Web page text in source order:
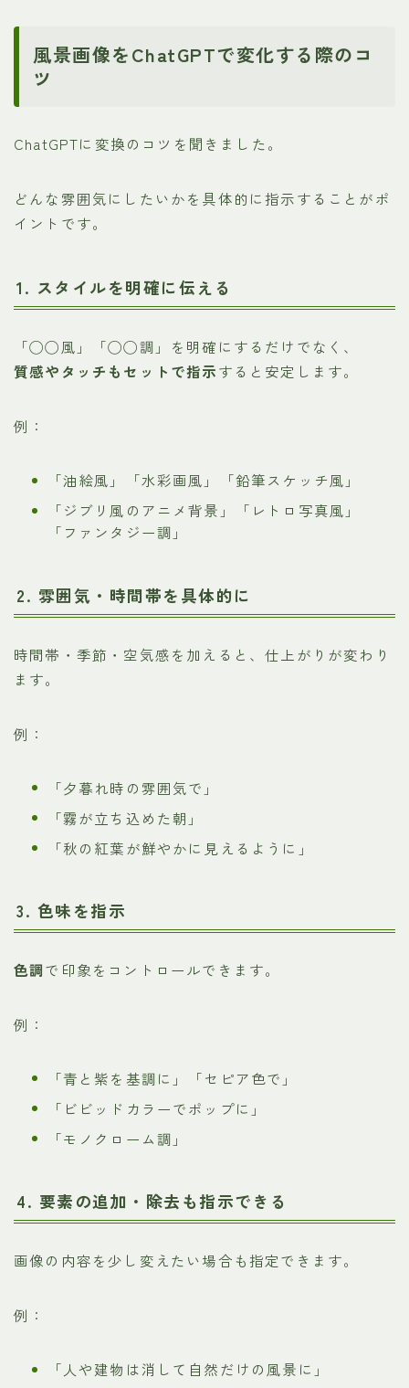
風景画像をChatGPTで変化する際のコ
ツ
ChatGPTに変換のコツを聞きました。
どんな雰囲気にしたいかを具体的に指示することがポ
イントです。
1. スタイルを明確に伝える
「◯◯風」「◯◯調」を明確にするだけでなく、
質感やタッチもセットで指示すると安定します。
例：
「油絵風」「水彩画風」「鉛筆スケッチ風」
「ジブリ風のアニメ背景」「レトロ写真風」
「ファンタジー調」
2. 雰囲気・時間帯を具体的に
時間帯・季節・空気感を加えると、仕上がりが変わり
ます。
例：
「夕暮れ時の雰囲気で」
「霧が立ち込めた朝」
「秋の紅葉が鮮やかに見えるように」
3. 色味を指示
色調で印象をコントロールできます。
例：
「青と紫を基調に」「セピア色で」
「ビビッドカラーでポップに」
「モノクローム調」
4. 要素の追加・除去も指示できる
画像の内容を少し変えたい場合も指定できます。
例：
「人や建物は消して自然だけの風景に」